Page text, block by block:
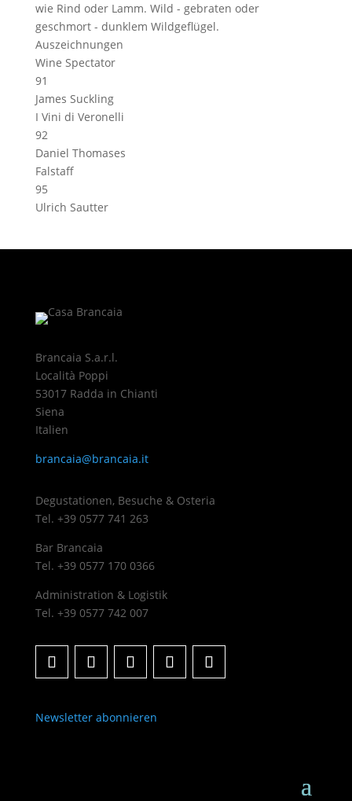
wie Rind oder Lamm. Wild - gebraten oder
geschmort - dunklem Wildgeflügel.
Auszeichnungen
Wine Spectator
91
James Suckling
I Vini di Veronelli
92
Daniel Thomases
Falstaff
95
Ulrich Sautter
Brancaia S.a.r.l.
Località Poppi
53017 Radda in Chianti
Siena
Italien
brancaia@brancaia.it
Degustationen, Besuche & Osteria
Tel. +39 0577 741 263
Bar Brancaia
Tel. +39 0577 170 0366
Administration & Logistik
Tel. +39 0577 742 007
Newsletter abonnieren